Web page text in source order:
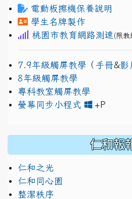
電動板擦機保養說明
學生名牌製作
桃園市教育網路測速 (限教
7.9年級觸屏教學 （ 手冊&影
8年級觸屏教學
專科教室觸屏教學
螢幕同步小程式
+P
仁和報
仁和之光
仁和同心園
整潔秩序